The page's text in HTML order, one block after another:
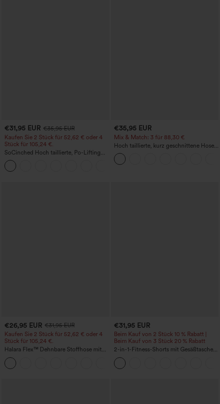
€31,95 EUR €35,95 EUR
Kaufen Sie 2 Stück für 52,62 € oder 4
Stück für 105,24 €.
SoCinched Hoch taillierte, Po-Lifting
7/8-Trainingsleggings mit
Bauchkontrolle und Seitentaschen
€35,95 EUR
Mix & Match: 3 für 88,30 €
Hoch taillierte, kurz geschnittene Hose
mit Reißverschlusstasche in Leinenoptik
€26,95 EUR €31,95 EUR
Kaufen Sie 2 Stück für 52,62 € oder 4
Stück für 105,24 €.
Halara Flex™ Dehnbare Stoffhose mit
hohem Bund, Waffelmuster,
Seitentaschen und weitem Bein
€31,95 EUR
Beim Kauf von 2 Stück 10 % Rabatt |
Beim Kauf von 3 Stück 20 % Rabatt
2-in-1-Fitness-Shorts mit Gesäßtasche
und seitlicher versteckter Tasche 6,3 cm